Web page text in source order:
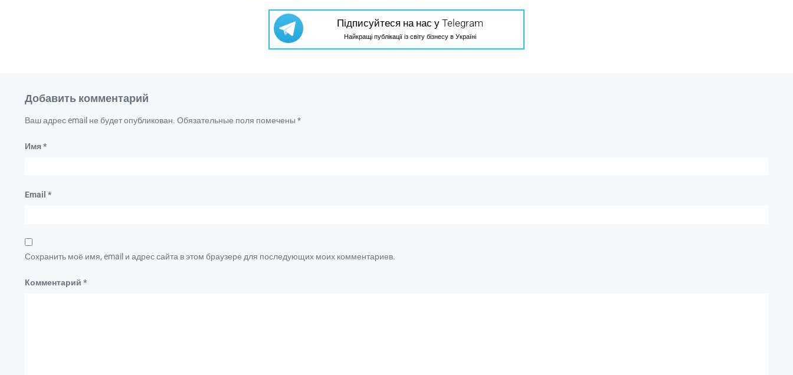
Підписуйтеся на нас у Telegram
Найкращі публікації із світу бізнесу в Україні
Добавить комментарий
Ваш адрес email не будет опубликован. Обязательные поля помечены *
Имя*
Email *
Сохранить моё имя, email и адрес сайта в этом браузере для последующих моих комментариев.
Комментарий *